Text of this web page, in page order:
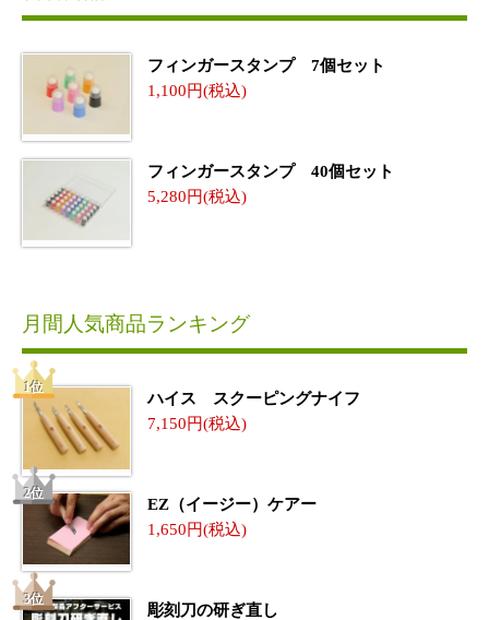
フィンガースタンプ 7個セット
1,100
フィンガースタンプ 40個セット
5,280
月間人気商品ランキング
ハイス スクーピングナイフ
7,150
EZ（イージー）ケアー
1,650
彫刻刀の研ぎ直し